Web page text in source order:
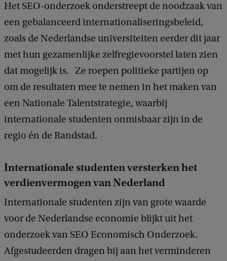
Het SEO-onderzoek onderstreept de noodzaak van
een gebalanceerd internationaliseringsbeleid,
zoals de Nederlandse universiteiten eerder dit jaar
met hun gezamenlijke zelfregievoorstel laten zien
dat mogelijk is. Ze roepen politieke partijen op
om de resultaten mee te nemen in het maken van
een Nationale Talentstrategie, waarbij
internationale studenten onmisbaar zijn in de
regio én de Randstad.
Internationale studenten versterken het
verdienvermogen van Nederland
Internationale studenten zijn van grote waarde
voor de Nederlandse economie blijkt uit het
onderzoek van SEO Economisch Onderzoek.
Afgestudeerden dragen bij aan het verminderen